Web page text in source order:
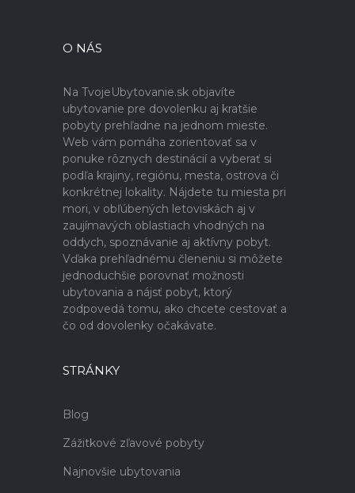
O NÁS
Na TvojeUbytovanie.sk objavíte
ubytovanie pre dovolenku aj kratšie
pobyty prehľadne na jednom mieste.
Web vám pomáha zorientovať sa v
ponuke rôznych destinácií a vyberať si
podľa krajiny, regiónu, mesta, ostrova či
konkrétnej lokality. Nájdete tu miesta pri
mori, v obľúbených letoviskách aj v
zaujímavých oblastiach vhodných na
oddych, spoznávanie aj aktívny pobyt.
Vďaka prehľadnému členeniu si môžete
jednoduchšie porovnať možnosti
ubytovania a nájsť pobyt, ktorý
zodpovedá tomu, ako chcete cestovať a
čo od dovolenky očakávate.
STRÁNKY
Blog
Zážitkové zľavové pobyty
Najnovšie ubytovania